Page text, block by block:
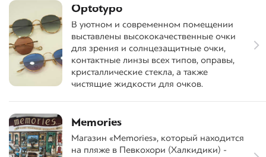
Optotypo
В уютном и современном помещении
выставлены высококачественные очки
для зрения и солнцезащитные очки,
контактные линзы всех типов, оправы,
кристаллические стекла, а также
чистящие жидкости для очков.
Memories
Μагазин «Memories», который находится
на пляже в Певкохори (Халкидики) -